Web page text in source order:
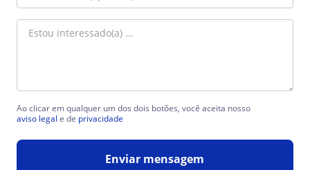
Ao clicar em qualquer um dos dois botões, você aceita nosso
aviso legal e de privacidade
Enviar mensagem